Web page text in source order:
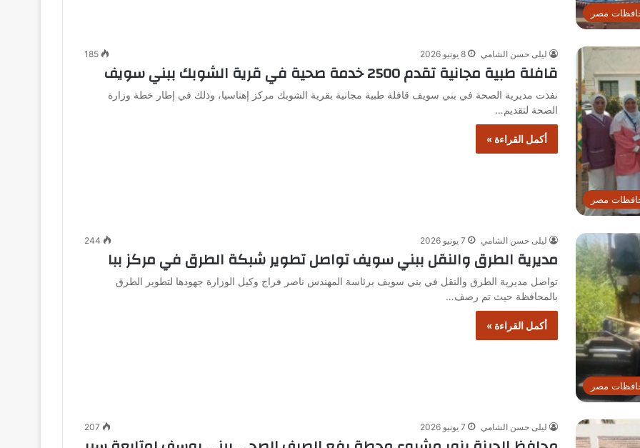
مصر
مصر
ليلى حسن الشامي 8 يونيو 2026 185
قافلة طبية مجانية تقدم 2500 خدمة صحية في قرية الشوبك ببني سويف
نفذت مديرية الصحة في بني سويف قافلة طبية مجانية بقرية الشوبك مركز إهناسيا، وذلك في إطار خطة وزارة
الصحة لتقديم…
أكمل القراءة »
مصر
ليلى حسن الشامي 7 يونيو 2026 244
مديرية الطرق والنقل ببني سويف تواصل تطوير شبكة الطرق في مركز ببا
تواصل مديرية الطرق والنقل في بني سويف برئاسة المهندس ناصر فراج وكيل الوزارة جهودها لتطوير الطرق
بالمحافظة حيث تم رصف…
أكمل القراءة »
ليلى حسن الشامي 7 يونيو 2026 207